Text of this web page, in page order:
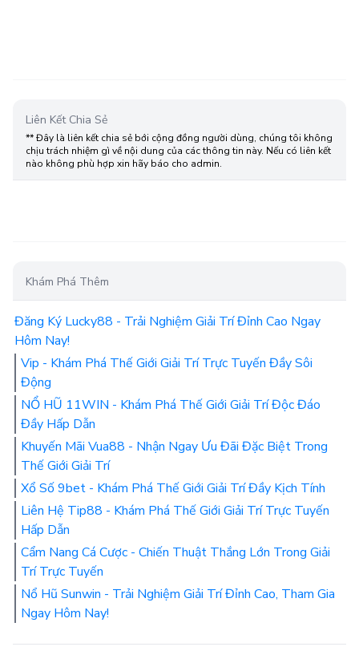
Liên Kết Chia Sẻ
** Đây là liên kết chia sẻ bới cộng đồng người dùng, chúng tôi không
chịu trách nhiệm gì về nội dung của các thông tin này. Nếu có liên kết
nào không phù hợp xin hãy báo cho admin.
Khám Phá Thêm
Đăng Ký Lucky88 - Trải Nghiệm Giải Trí Đỉnh Cao Ngay
Hôm Nay!
Vip - Khám Phá Thế Giới Giải Trí Trực Tuyến Đầy Sôi
Động
NỔ HŨ 11WIN - Khám Phá Thế Giới Giải Trí Độc Đáo
Đầy Hấp Dẫn
Khuyến Mãi Vua88 - Nhận Ngay Ưu Đãi Đặc Biệt Trong
Thế Giới Giải Trí
Xổ Số 9bet - Khám Phá Thế Giới Giải Trí Đầy Kịch Tính
Liên Hệ Tip88 - Khám Phá Thế Giới Giải Trí Trực Tuyến
Hấp Dẫn
Cẩm Nang Cá Cược - Chiến Thuật Thắng Lớn Trong Giải
Trí Trực Tuyến
Nổ Hũ Sunwin - Trải Nghiệm Giải Trí Đỉnh Cao, Tham Gia
Ngay Hôm Nay!